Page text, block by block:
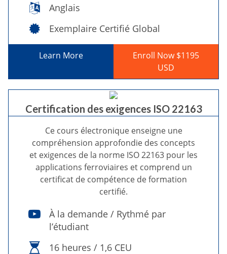
Anglais
Exemplaire Certifié Global
Learn More
Enroll Now $1195
USD
Certification des exigences ISO 22163
Ce cours électronique enseigne une
compréhension approfondie des concepts
et exigences de la norme ISO 22163 pour les
applications ferroviaires et comprend un
certificat de compétence de formation
certifié.
À la demande / Rythmé par
l’étudiant
16 heures / 1,6 CEU